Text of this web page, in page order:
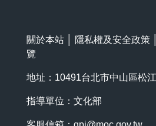
關於本站 隱私權及安全政策
覽
地址：10491台北市中山區松
指導單位：文化部